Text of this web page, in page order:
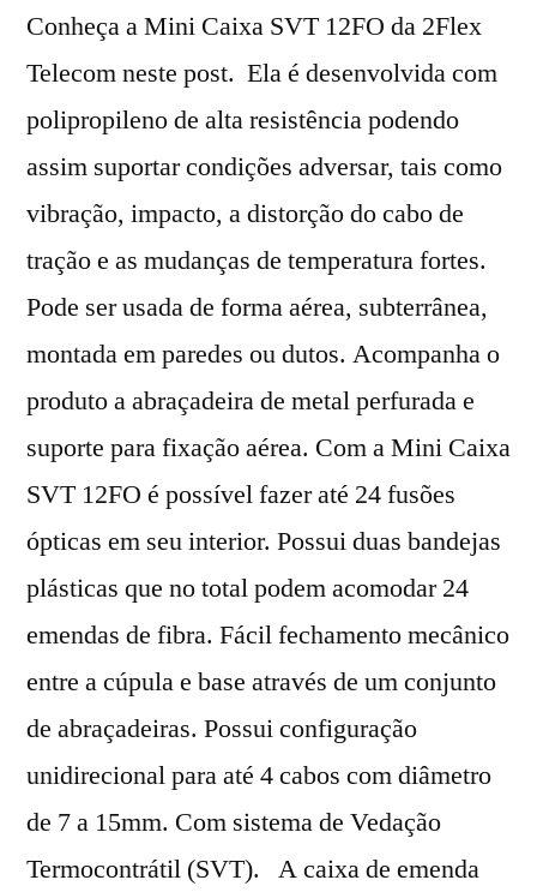
Conheça a Mini Caixa SVT 12FO da 2Flex
Telecom neste post. Ela é desenvolvida com
polipropileno de alta resistência podendo
assim suportar condições adversar, tais como
vibração, impacto, a distorção do cabo de
tração e as mudanças de temperatura fortes.
Pode ser usada de forma aérea, subterrânea,
montada em paredes ou dutos. Acompanha o
produto a abraçadeira de metal perfurada e
suporte para fixação aérea. Com a Mini Caixa
SVT 12FO é possível fazer até 24 fusões
ópticas em seu interior. Possui duas bandejas
plásticas que no total podem acomodar 24
emendas de fibra. Fácil fechamento mecânico
entre a cúpula e base através de um conjunto
de abraçadeiras. Possui configuração
unidirecional para até 4 cabos com diâmetro
de 7 a 15mm. Com sistema de Vedação
Termocontrátil (SVT). A caixa de emenda